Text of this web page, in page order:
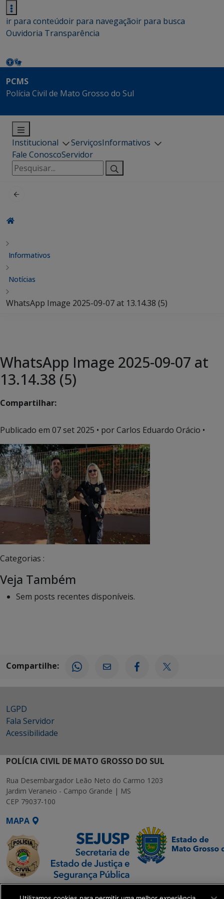
ir para conteúdoir para navegaçãoir para busca
Ouvidoria Transparência
PCMS
Polícia Civil de Mato Grosso do Sul
Institucional ServiçosInformativos
Fale ConoscoServidor
Pesquisar
por:
Informativos
Notícias
WhatsApp Image 2025-09-07 at 13.14.38 (5)
WhatsApp Image 2025-09-07 at
13.14.38 (5)
Compartilhar:
Publicado em 07 set 2025 • por Carlos Eduardo Orácio •
Categorias :
Veja Também
Sem posts recentes disponíveis.
Compartilhe:
LGPD
Fala Servidor
Acessibilidade
POLÍCIA CIVIL DE MATO GROSSO DO SUL
Rua Desembargador Leão Neto do Carmo 1203
Jardim Veraneio - Campo Grande | MS
CEP 79037-100
MAPA